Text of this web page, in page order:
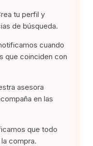
tu perfil y
de búsqueda.
cuando
que coinciden con
asesora
en las
que todo
compra.